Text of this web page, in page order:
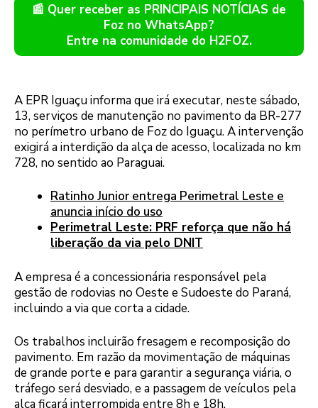
📰 Quer receber as PRINCIPAIS NOTÍCIAS de
Foz no WhatsApp?
Entre na comunidade do H2FOZ.
A EPR Iguaçu informa que irá executar, neste sábado,
13, serviços de manutenção no pavimento da BR-277
no perímetro urbano de Foz do Iguaçu. A intervenção
exigirá a interdição da alça de acesso, localizada no km
728, no sentido ao Paraguai.
Ratinho Junior entrega Perimetral Leste e
anuncia início do uso
Perimetral Leste: PRF reforça que não há
liberação da via pelo DNIT
A empresa é a concessionária responsável pela
gestão de rodovias no Oeste e Sudoeste do Paraná,
incluindo a via que corta a cidade.
Os trabalhos incluirão fresagem e recomposição do
pavimento. Em razão da movimentação de máquinas
de grande porte e para garantir a segurança viária, o
tráfego será desviado, e a passagem de veículos pela
alça ficará interrompida entre 8h e 18h.